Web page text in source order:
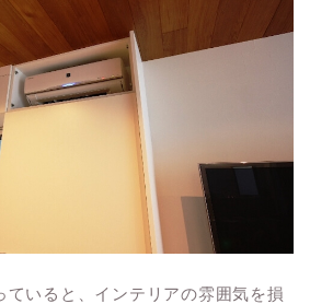
ていると、インテリアの雰囲気を損